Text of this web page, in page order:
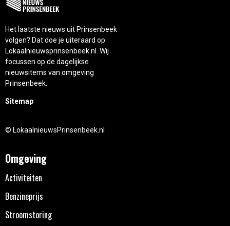
Het laatste nieuws uit Prinsenbeek
volgen? Dat doe je uiteraard op
Lokaalnieuwsprinsenbeek.nl. Wij
focussen op de dagelijkse
nieuwsitems van omgeving
Prinsenbeek.
Sitemap
© LokaalnieuwsPrinsenbeek.nl
Omgeving
Activiteiten
Benzineprijs
Stroomstoring